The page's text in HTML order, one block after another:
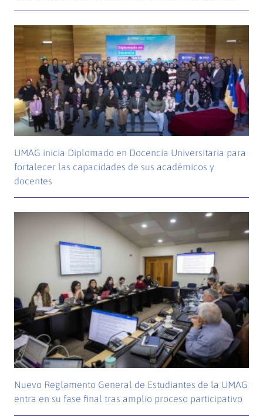
UMAG inicia Diplomado en Docencia Universitaria para
fortalecer las capacidades de sus académicos y
docentes
Nuevo Reglamento General de Estudiantes de la UMAG
entra en su fase final tras amplio proceso participativo